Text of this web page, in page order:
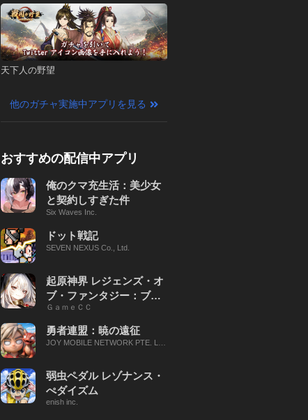
天下人の野望
他のガチャ実施中アプリを見る
おすすめの配信中アプリ
俺のクマ充生活：美少女
と契約しすぎた件
Six Waves Inc.
ドット戦記
SEVEN NEXUS Co., Ltd.
起原神界 レジェンズ・オ
ブ・ファンタジー：ブレ
イブ X
ＧａｍｅＣＣ
勇者連盟：暁の遠征
JOY MOBILE NETWORK PTE. LT
弱虫ペダル レゾナンス・
ぺダイズム
enish inc.